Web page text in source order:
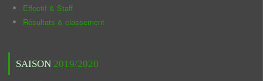
Effectif & Staff
Résultats & classement
SAISON 2019/2020